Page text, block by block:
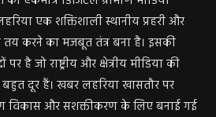
एक शक्तिशाली स्थानीय प्रहरी और
तय करने का मजबूत तंत्र बना है। इसकी
पर है जो राष्ट्रीय और क्षेत्रीय मीडिया की
दूर हैं। खबर लहरिया खासतौर पर
विकास और सशक्तीकरण के लिए बनाई गई